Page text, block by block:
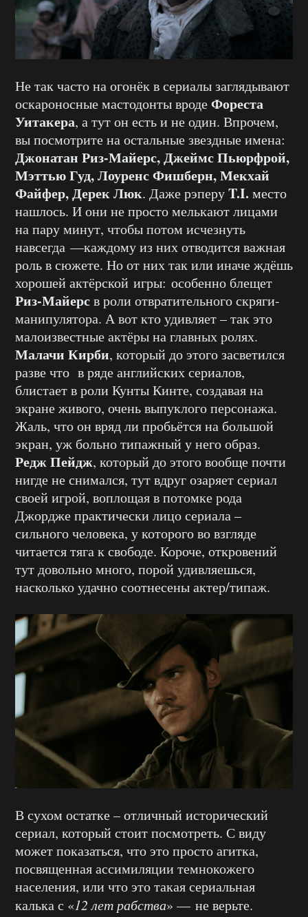
Не так часто на огонёк в сериалы заглядывают
оскароносные мастодонты вродеФореста
Уитакера, а тут он есть и не один. Впрочем,
вы посмотрите на остальные звездные имена:
Джонатан Риз-Майерс, Джеймс Пьюрфрой,
Мэттью Гуд, Лоуренс Фишберн, Мекхай
Файфер, Дерек Люк. Даже рэперуT.I. место
нашлось. И они не просто мелькают лицами
на пару минут, чтобы потом исчезнуть
навсегда —каждому из них отводится важная
роль в сюжете. Но от них так или иначе ждёшь
хорошей актёрской игры: особенно блещет
Риз-Майерсв роли отвратительного скряги-
манипулятора. А вот кто удивляет – так это
малоизвестные актёры на главных ролях.
Малачи Кирби, который до этого засветился
разве что в ряде английских сериалов,
блистает в роли Кунты Кинте, создавая на
экране живого, очень выпуклого персонажа.
Жаль, что он вряд ли пробьётся на большой
экран, уж больно типажный у него образ.
Редж Пейдж, который до этого вообще почти
нигде не снимался, тут вдруг озаряет сериал
своей игрой, воплощая в потомке рода
Джордже практически лицо сериала –
сильного человека, у которого во взгляде
читается тяга к свободе. Короче, откровений
тут довольно много, порой удивляешься,
насколько удачно соотнесены актер/типаж.
В сухом остатке – отличный исторический
сериал, который стоит посмотреть. С виду
может показаться, что это просто агитка,
посвященная ассимиляции темнокожего
населения, или что это такая сериальная
калька с «12 лет рабства» — не верьте.